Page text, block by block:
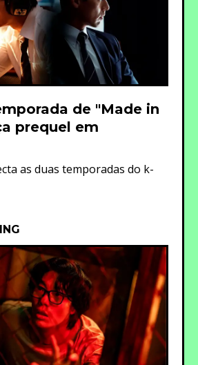
de "Made in
prequel em
as duas temporadas do k-